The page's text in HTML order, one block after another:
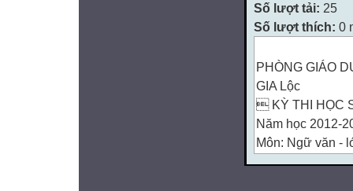
Số lượt tải: 25
Số lượt thích: 0
PHÒNG GIÁO
GIA Lộc
 KỲ THI HỌC
Năm học 2012-
Môn: Ngữ văn -
